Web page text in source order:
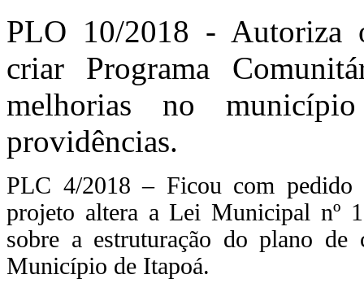
PLO 10/2018 - Autoriza
criar Programa
melhorias no
providências.
PLC 4/2018 – Ficou com pedido
projeto altera a Lei Municipal nº
sobre a estruturação do plano
Município de Itapoá.